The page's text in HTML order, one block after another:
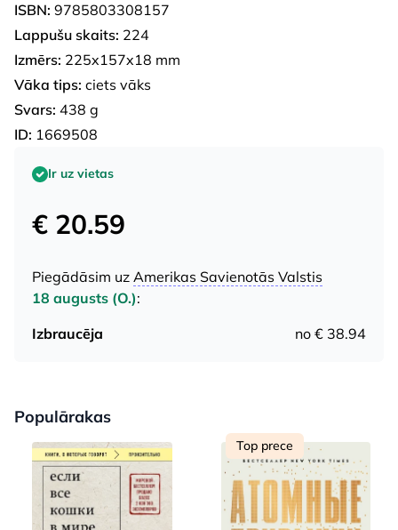
ISBN: 9785803308157
Lappušu skaits: 224
Izmērs: 225x157x18 mm
Vāka tips: ciets vāks
Svars: 438 g
ID: 1669508
Ir uz vietas
€ 20.59
Piegādāsim uz Amerikas Savienotās Valstis
18 augusts (O.):
Izbraucēja
no € 38.94
Populārakas
Top prece